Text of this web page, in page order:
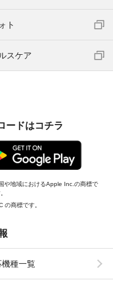
ト
スケア
ードはコチラ
や地域におけるApple Inc.の商標で
商標です。
機種一覧